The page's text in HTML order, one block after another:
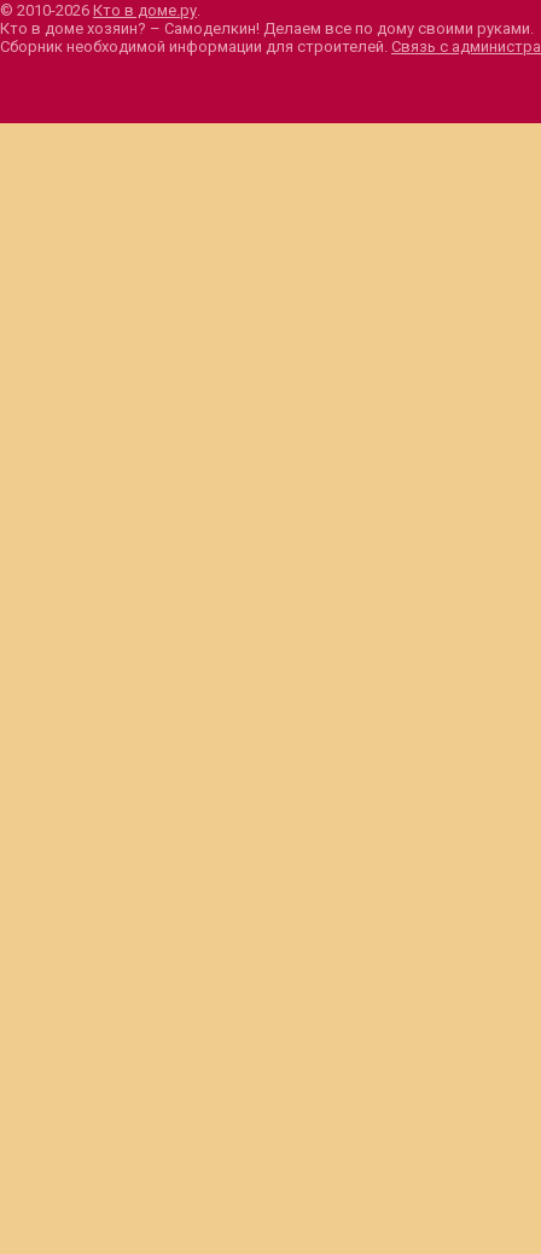
© 2010-2026 Кто в доме.ру.
Кто в доме хозяин? – Самоделкин! Делаем все по дому своими руками.
Сборник необходимой информации для строителей. Связь с